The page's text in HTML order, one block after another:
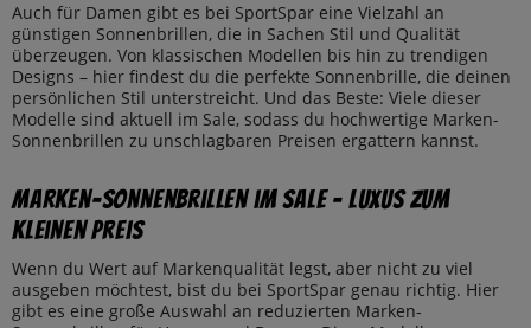
Auch für Damen gibt es bei SportSpar eine Vielzahl an
günstigen Sonnenbrillen, die in Sachen Stil und Qualität
überzeugen. Von klassischen Modellen bis hin zu trendigen
Designs – hier findest du die perfekte Sonnenbrille, die deinen
persönlichen Stil unterstreicht. Und das Beste: Viele dieser
Modelle sind aktuell im Sale, sodass du hochwertige Marken-
Sonnenbrillen zu unschlagbaren Preisen ergattern kannst.
Marken-Sonnenbrillen im Sale – Luxus zum
kleinen Preis
Wenn du Wert auf Markenqualität legst, aber nicht zu viel
ausgeben möchtest, bist du bei SportSpar genau richtig. Hier
gibt es eine große Auswahl an reduzierten Marken-